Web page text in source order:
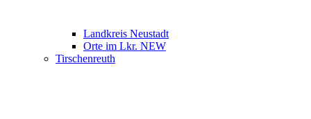
Landkreis Neustadt
Orte im Lkr. NEW
Tirschenreuth